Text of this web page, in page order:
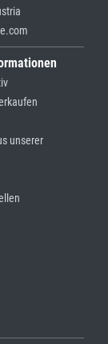
unserer